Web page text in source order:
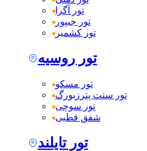
تور آگرا
تور جیپور
تور کشمیر
تور روسیه
تور مسکو
تور سنت پترزبورگ
تور سوچی
شفق قطبی
تور تایلند